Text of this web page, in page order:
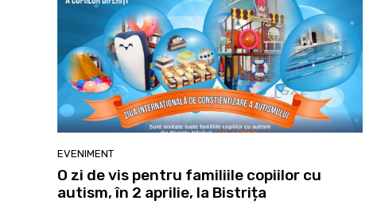
EVENIMENT
O zi de vis pentru familiile copiilor cu
autism, în 2 aprilie, la Bistrița